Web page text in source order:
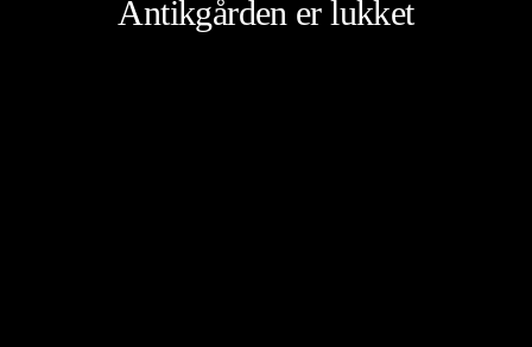
Antikgården er lukket